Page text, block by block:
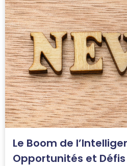
Le Boom de
Opportunités et